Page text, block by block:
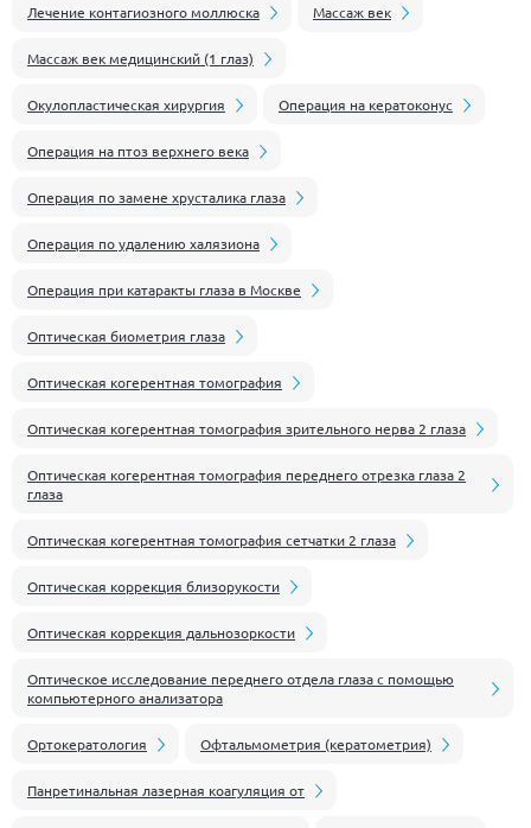
Лечение контагиозного моллюска Массаж век
Массаж век медицинский (1 глаз)
Окулопластическая хирургия Операция на кератоконус
Операция на птоз верхнего века
Операция по замене хрусталика глаза
Операция по удалению халязиона
Операция при катаракты глаза в Москве
Оптическая биометрия глаза
Оптическая когерентная томография
Оптическая когерентная томография зрительного нерва 2 глаза
Оптическая когерентная томография переднего отрезка глаза 2
глаза
Оптическая когерентная томография сетчатки 2 глаза
Оптическая коррекция близорукости
Оптическая коррекция дальнозоркости
Оптическое исследование переднего отдела глаза с помощью
компьютерного анализатора
Ортокератология Офтальмометрия (кератометрия)
Панретинальная лазерная коагуляция от